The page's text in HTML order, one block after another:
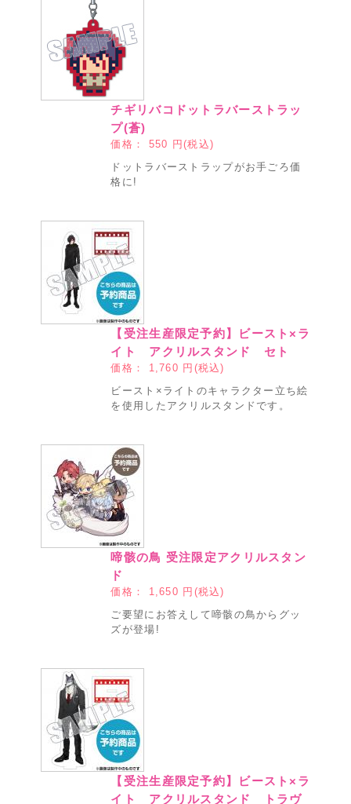
チギリバコドットラバーストラッ
プ(蒼)
価格： 550 円(税込)
ドットラバーストラップがお手ごろ価
格に!
【受注生産限定予約】ビースト×ラ
イト アクリルスタンド セト
価格： 1,760 円(税込)
ビースト×ライトのキャラクター立ち絵
を使用したアクリルスタンドです。
啼骸の鳥 受注限定アクリルスタン
ド
価格： 1,650 円(税込)
ご要望にお答えして啼骸の鳥からグッ
ズが登場!
【受注生産限定予約】ビースト×ラ
イト アクリルスタンド トラヴ